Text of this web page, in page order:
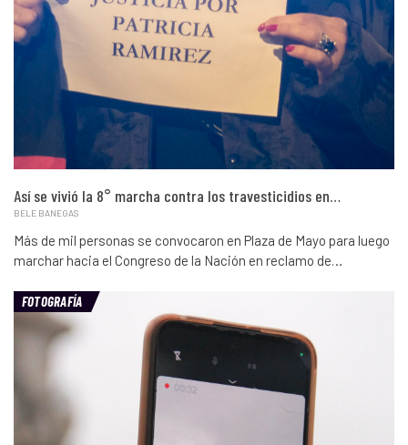
Así se vivió la 8° marcha contra los travesticidios en…
BELE BANEGAS
Más de mil personas se convocaron en Plaza de Mayo para luego
marchar hacia el Congreso de la Nación en reclamo de…
FOTOGRAFÍA